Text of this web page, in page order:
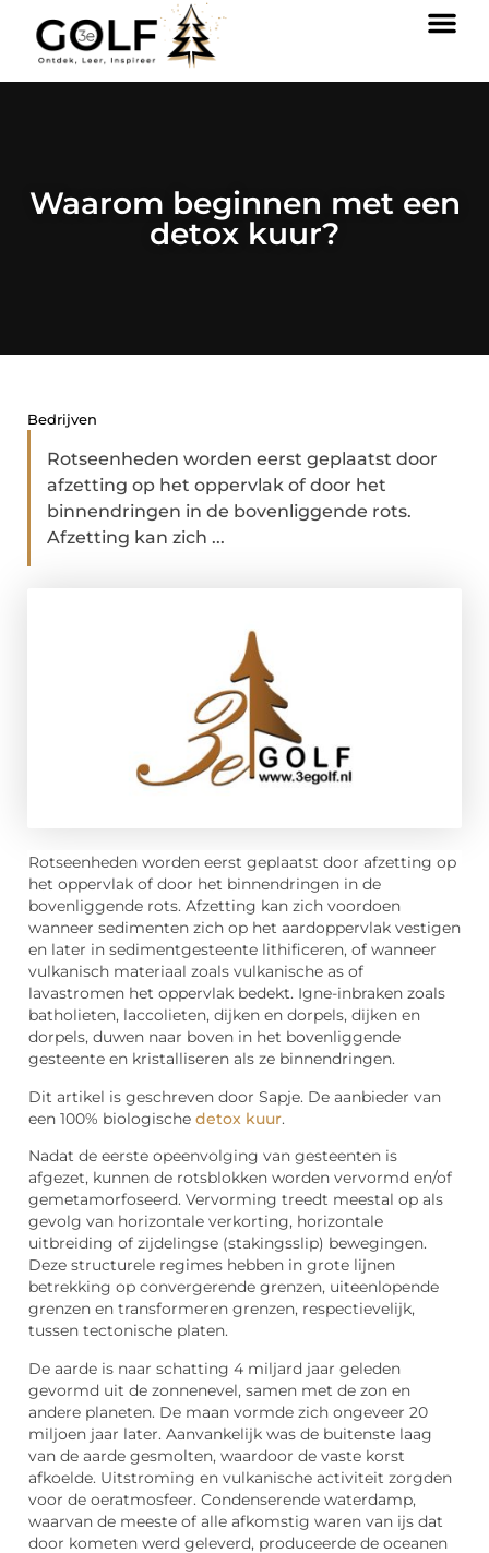
Waarom beginnen met een
detox kuur?
Bedrijven
Rotseenheden worden eerst geplaatst door
afzetting op het oppervlak of door het
binnendringen in de bovenliggende rots.
Afzetting kan zich ...
Rotseenheden worden eerst geplaatst door afzetting op
het oppervlak of door het binnendringen in de
bovenliggende rots. Afzetting kan zich voordoen
wanneer sedimenten zich op het aardoppervlak vestigen
en later in sedimentgesteente lithificeren, of wanneer
vulkanisch materiaal zoals vulkanische as of
lavastromen het oppervlak bedekt. Igne-inbraken zoals
batholieten, laccolieten, dijken en dorpels, dijken en
dorpels, duwen naar boven in het bovenliggende
gesteente en kristalliseren als ze binnendringen.
Dit artikel is geschreven door Sapje. De aanbieder van
een 100% biologische detox kuur.
Nadat de eerste opeenvolging van gesteenten is
afgezet, kunnen de rotsblokken worden vervormd en/of
gemetamorfoseerd. Vervorming treedt meestal op als
gevolg van horizontale verkorting, horizontale
uitbreiding of zijdelingse (stakingsslip) bewegingen.
Deze structurele regimes hebben in grote lijnen
betrekking op convergerende grenzen, uiteenlopende
grenzen en transformeren grenzen, respectievelijk,
tussen tectonische platen.
De aarde is naar schatting 4 miljard jaar geleden
gevormd uit de zonnenevel, samen met de zon en
andere planeten. De maan vormde zich ongeveer 20
miljoen jaar later. Aanvankelijk was de buitenste laag
van de aarde gesmolten, waardoor de vaste korst
afkoelde. Uitstroming en vulkanische activiteit zorgden
voor de oeratmosfeer. Condenserende waterdamp,
waarvan de meeste of alle afkomstig waren van ijs dat
door kometen werd geleverd, produceerde de oceanen